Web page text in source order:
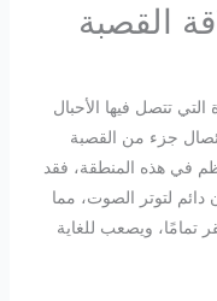
القصبة
التي تتصل فيها الأحبال
جزء من القصبة
في هذه المنطقة، فقد
دائم لتوتر الصوت، مما
ويصعب للغاية